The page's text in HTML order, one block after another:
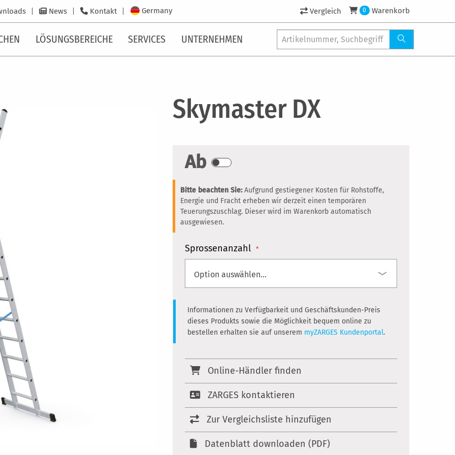
News Kontakt Germany Vergleich 0 Warenkorb
LÖSUNGSBEREICHE SERVICES UNTERNEHMEN
Skymaster DX
Ab
Bitte beachten Sie:Aufgrund gestiegener Kosten für Rohstoffe,
Energie und Fracht erheben wir derzeit einen temporären
Teuerungszuschlag. Dieser wird im Warenkorb automatisch
ausgewiesen.
Sprossenanzahl
Informationen zu Verfügbarkeit und Geschäftskunden-Preis
dieses Produkts sowie die Möglichkeit bequem online zu
bestellen erhalten sie auf unserem myZARGES Kundenportal.
Online-Händler finden
ZARGES kontaktieren
Zur Vergleichsliste hinzufügen
Datenblatt downloaden (PDF)